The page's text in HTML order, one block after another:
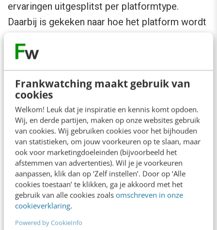
Frankwatching maakt gebruik van
cookies
Welkom! Leuk dat je inspiratie en kennis komt opdoen.
Wij, en derde partijen, maken op onze websites gebruik
van cookies. Wij gebruiken cookies voor het bijhouden
van statistieken, om jouw voorkeuren op te slaan, maar
ook voor marketingdoeleinden (bijvoorbeeld het
afstemmen van advertenties). Wil je je voorkeuren
aanpassen, klik dan op ‘Zelf instellen’. Door op ‘Alle
cookies toestaan’ te klikken, ga je akkoord met het
gebruik van alle cookies zoals omschreven in onze
cookieverklaring.
Powered by CookieInfo
ervaringen uitgesplitst per platformtype.
Daarbij is gekeken naar hoe het platform wordt
gebaseerd op onderzoek van
(2018). Deze inzichten helpen bij het kiezen
van een platform dat aansluit bij jouw bedrijf en
campagnedoel.